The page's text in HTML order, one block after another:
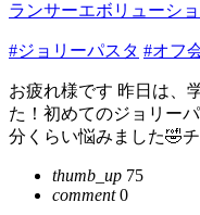
ランサーエボリューシ
#ジョリーパスタ #オフ
お疲れ様です 昨日は、
た！初めてのジョリー
分くらい悩みました🤣
thumb_up 75
comment0